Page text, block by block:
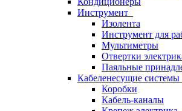
Инструмент
Изолента
Инструмент для
Мультиметры
Отвертки
Паяльные
Кабеленесущие системы
Коробки
Кабель-каналы